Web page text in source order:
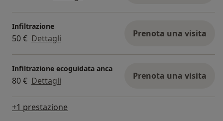
Infiltrazione
50 € Dettagli Prenota una visita
Infiltrazione ecoguidata anca
80 € Dettagli Prenota una visita
+1 prestazione